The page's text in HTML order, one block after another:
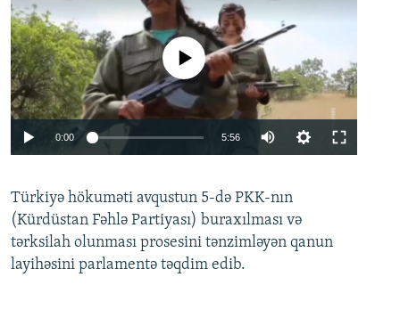
Auto 240p 360p 480p
720p 1080p
No media source currently available
0:00 5:56
360p
480p
Türkiyə hökuməti avqustun 5-də PKK-nın
(Kürdüstan Fəhlə Partiyası) buraxılması və
tərksilah olunması prosesini tənzimləyən qanun
layihəsini parlamentə təqdim edib.